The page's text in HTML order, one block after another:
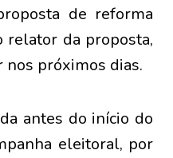
de reforma
relator da proposta,
nos próximos dias.
antes do início do
eleitoral, por